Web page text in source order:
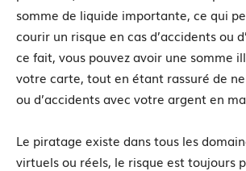
somme de liquide importante, ce qui
courir un risque en cas d’accidents ou
ce fait, vous pouvez avoir une somme
votre carte, tout en étant rassuré de
ou d’accidents avec votre argent en
Le piratage existe dans tous les
virtuels ou réels, le risque est toujours